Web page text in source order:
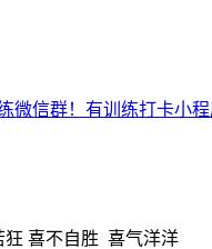
信群！有训练打卡小
喜不自胜 喜气洋洋